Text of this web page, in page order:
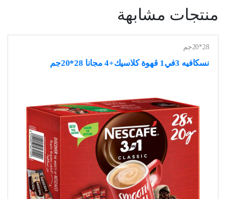
منتجات مشابهة
28*20جم
نسكافيه 3في1 قهوة كلاسيك+4 مجانا 28*20جم